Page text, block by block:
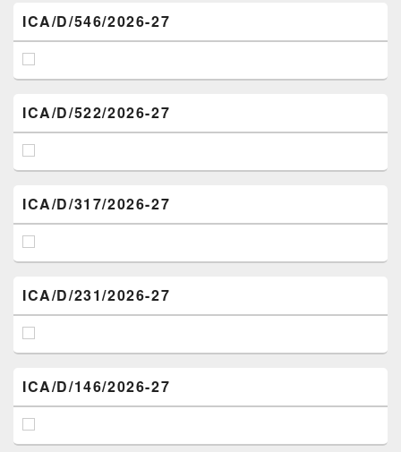
ICA/D/546/2026-27
ICA/D/522/2026-27
ICA/D/317/2026-27
ICA/D/231/2026-27
ICA/D/146/2026-27